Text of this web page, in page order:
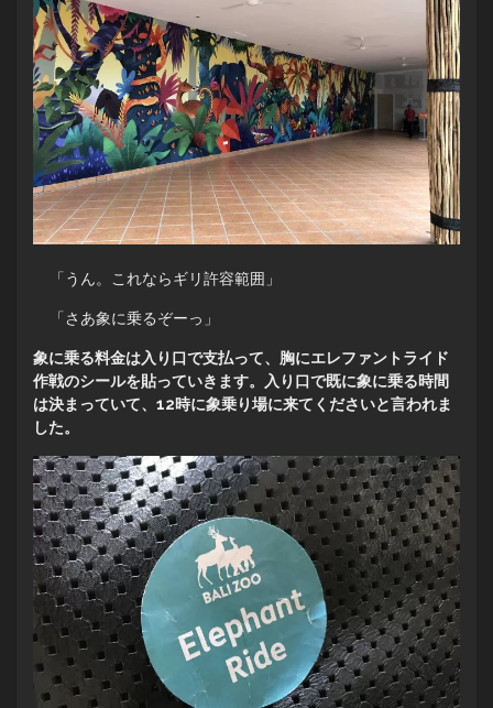
「うん。これならギリ許容範囲」
「さあ象に乗るぞーっ」
象に乗る料金は入り口で支払って、胸にエレファントライド
作戦のシールを貼っていきます。入り口で既に象に乗る時間
は決まっていて、12時に象乗り場に来てくださいと言われま
した。